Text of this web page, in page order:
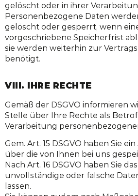
gelöscht oder in ihrer
Personenbezogene Daten
gelöscht oder gesperrt, wenn
vorgeschriebene Speicherfrist
sie werden weiterhin zur
benötigt.
VIII. IHRE RECHTE
Gemäß der DSGVO informieren
Stelle über Ihre Rechte als
Verarbeitung
Gem. Art. 15 DSGVO haben Sie
über die von Ihnen bei uns
Nach Art. 16 DSGVO haben Sie
unvollständige oder falsche
lassen.